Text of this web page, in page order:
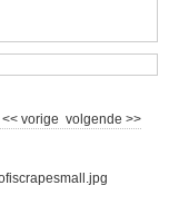
volgende >>
<< vorige